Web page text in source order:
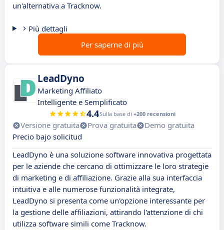
un'alternativa a Tracknow.
Più dettagli
Per saperne di più
LeadDyno
Marketing Affiliato
Intelligente e Semplificato
4.4Sulla base di +200 recensioni
Versione gratuita Prova gratuita
Demo gratuita
Precio bajo solicitud
LeadDyno è una soluzione software innovativa progettata
per le aziende che cercano di ottimizzare le loro strategie
di marketing e di affiliazione. Grazie alla sua interfaccia
intuitiva e alle numerose funzionalità integrate,
LeadDyno si presenta come un'opzione interessante per
la gestione delle affiliazioni, attirando l'attenzione di chi
utilizza software simili come Tracknow.